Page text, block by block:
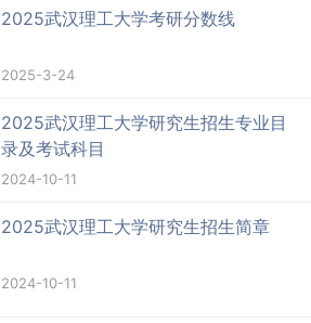
2025武汉理工大学考研分数线
2025-3-24
2025武汉理工大学研究生招生专业目
录及考试科目
2024-10-11
2025武汉理工大学研究生招生简章
2024-10-11